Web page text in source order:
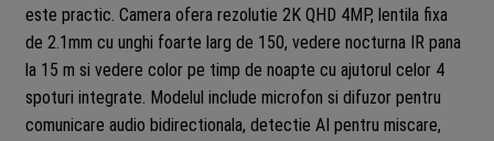
PoE
este practic. Camera ofera rezolutie 2K QHD 4MP, lentila fixa
de 2.1mm cu unghi foarte larg de 150, vedere nocturna IR pana
la 15 m si vedere color pe timp de noapte cu ajutorul celor 4
spoturi integrate. Modelul include microfon si difuzor pentru
comunicare audio bidirectionala, detectie AI pentru miscare,